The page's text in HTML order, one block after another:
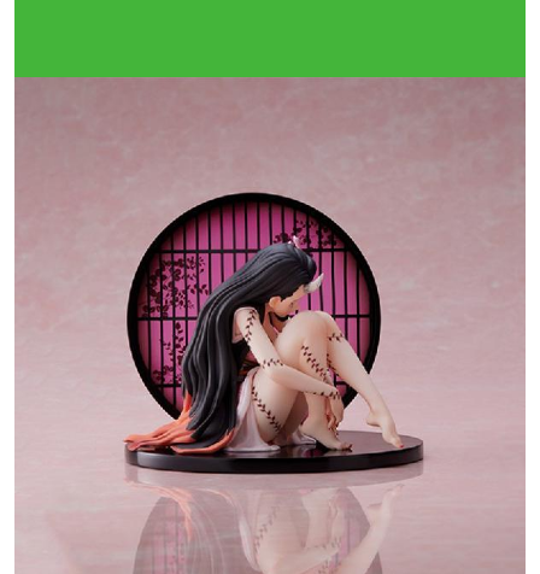
Тройная гарантия
оригинальности
Товар сертифицирован и опломбирован.
Проверяем на оригинальность
по 16 параметрам.
Если придёт подделка — вернём деньги
в трёхкратном размере.
Как мы провеяем товары